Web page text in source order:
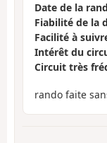
Date de la
Fiabilité de la
Facilité à
Intérêt du
Circuit très
rando faite